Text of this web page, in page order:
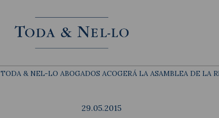
TODA & NEL-LO ABOGADOS ACOGERÁ LA ASAMBLEA DE LA
29.05.2015